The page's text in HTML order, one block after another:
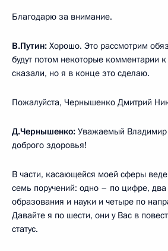
Благодарю за внимание.
В.Путин: Хорошо. Это рассмотрим
будут потом некоторые комментарии
сказали, но я в конце это сделаю.
Пожалуйста, Чернышенко Дмитрий
Д.Чернышенко: Уважаемый
доброго здоровья!
В части, касающейся моей сферы
семь поручений: одно – по цифре,
образования и науки и четыре по
Давайте я по шести, они у Вас в
статус.